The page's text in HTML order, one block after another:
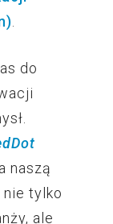
do
naszą
nie tylko
ale